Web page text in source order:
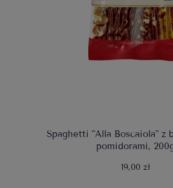
Spaghetti "Alla Boscaiola" z
pomidorami,
19,00 zł